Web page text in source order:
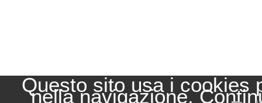
Questo sito usa i cookies
nella navigazione.